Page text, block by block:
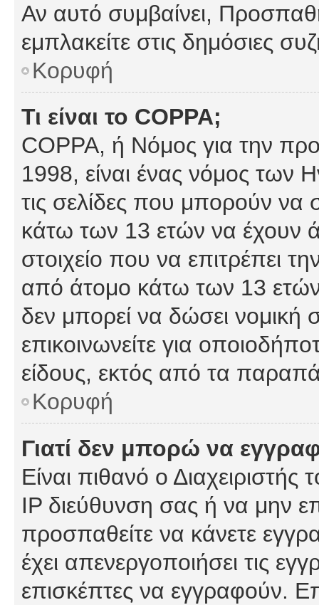
Αν αυτό συμβαίνει,
εμπλακείτε στις δημόσιες
Κορυφή
Τι είναι το COPPA;
COPPA, ή Νόμος για την
1998, είναι ένας νόμος των
τις σελίδες που μπορούν να
κάτω των 13 ετών να έχουν
στοιχείο που να επιτρέπει
από άτομο κάτω των 13
δεν μπορεί να δώσει νομική
επικοινωνείτε για
είδους, εκτός από τα
Κορυφή
Γιατί δεν μπορώ να
Είναι πιθανό ο
IP διεύθυνση σας ή να μην
προσπαθείτε να κάνετε
έχει απενεργοποιήσει τις
επισκέπτες να εγγραφούν.